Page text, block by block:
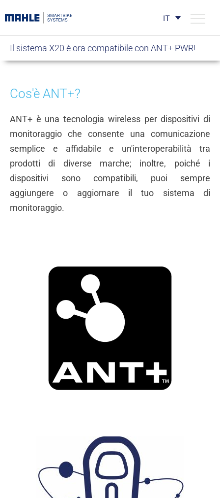
IT
Il sistema X20 è ora compatibile con ANT+ PWR!
Cos'è ANT+?
ANT+ è una tecnologia wireless per dispositivi di
monitoraggio che consente una comunicazione
semplice e affidabile e un'interoperabilità tra
prodotti di diverse marche; inoltre, poiché i
dispositivi sono compatibili, puoi sempre
aggiungere o aggiornare il tuo sistema di
monitoraggio.